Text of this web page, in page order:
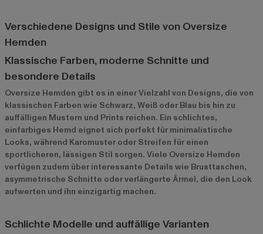
Verschiedene Designs und Stile von Oversize
Hemden
Klassische Farben, moderne Schnitte und
besondere Details
Oversize Hemden gibt es in einer Vielzahl von Designs, die von
klassischen Farben wie Schwarz, Weiß oder Blau bis hin zu
auffälligen Mustern und Prints reichen. Ein schlichtes,
einfarbiges Hemd eignet sich perfekt für minimalistische
Looks, während Karomuster oder Streifen für einen
sportlicheren, lässigen Stil sorgen. Viele Oversize Hemden
verfügen zudem über interessante Details wie Brusttaschen,
asymmetrische Schnitte oder verlängerte Ärmel, die den Look
aufwerten und ihn einzigartig machen.
Schlichte Modelle und auffällige Varianten